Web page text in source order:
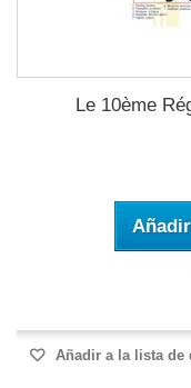
Le 10ème
Añadir a la lista de